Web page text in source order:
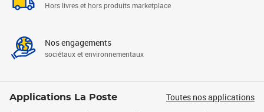
Hors livres et hors produits marketplace
Nos engagements
sociétaux et environnementaux
Applications La Poste Toutes nos applications